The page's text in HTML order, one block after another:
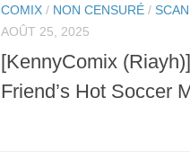
COMIX / NON CENSURÉ /
AOÛT 25, 2025
[KennyComix
Friend’s Hot Soccer